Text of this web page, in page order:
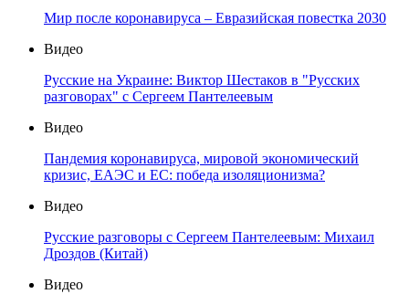
Мир после коронавируса – Евразийская повестка 2030
Видео
Русские на Украине: Виктор Шестаков в "Русских
разговорах" с Сергеем Пантелеевым
Видео
Пандемия коронавируса, мировой экономический
кризис, ЕАЭС и ЕС: победа изоляционизма?
Видео
Русские разговоры с Сергеем Пантелеевым: Михаил
Дроздов (Китай)
Видео